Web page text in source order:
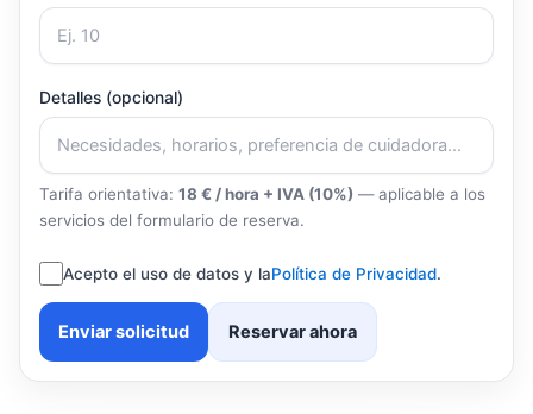
Detalles (opcional)
Tarifa orientativa: 18 € / hora + IVA (10%) — aplicable a los
servicios del formulario de reserva.
Acepto el uso de datos y laPolítica de Privacidad.
Enviar solicitud Reservar ahora